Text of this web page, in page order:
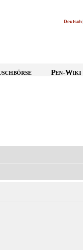
Deutsch
Pen-Wiki